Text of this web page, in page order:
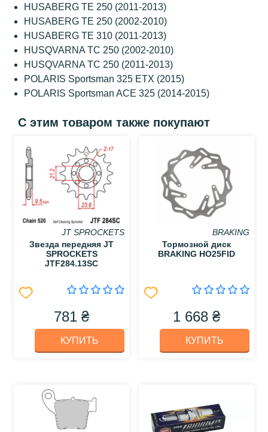
HUSABERG TE 250 (2011-2013)
HUSABERG TE 250 (2002-2010)
HUSABERG TE 310 (2011-2013)
HUSQVARNA TC 250 (2002-2010)
HUSQVARNA TC 250 (2011-2013)
POLARIS Sportsman 325 ETX (2015)
POLARIS Sportsman ACE 325 (2014-2015)
С этим товаром также покупают
JT SPROCKETS
Звезда передняя JT
SPROCKETS
JTF284.13SC
781 ₴
КУПИТЬ
BRAKING
Тормозной диск
BRAKING HO25FID
1 668 ₴
КУПИТЬ